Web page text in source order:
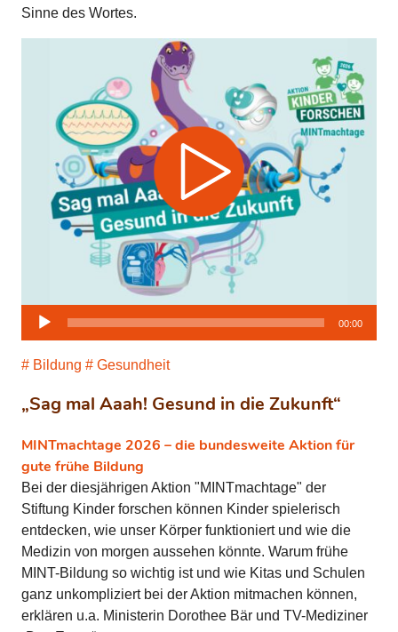
Sinne des Wortes.
„Sag mal Aaah! Gesund in die Zukunft“
MINTmachtage 2026 – die bundesweite Aktion für
gute frühe Bildung
Bildung Gesundheit
Audio-
00:00
Bei der diesjährigen Aktion "MINTmachtage" der
Stiftung Kinder forschen können Kinder spielerisch
entdecken, wie unser Körper funktioniert und wie die
Medizin von morgen aussehen könnte. Warum frühe
MINT-Bildung so wichtig ist und wie Kitas und Schulen
ganz unkompliziert bei der Aktion mitmachen können,
erklären u.a. Ministerin Dorothee Bär und TV-Mediziner